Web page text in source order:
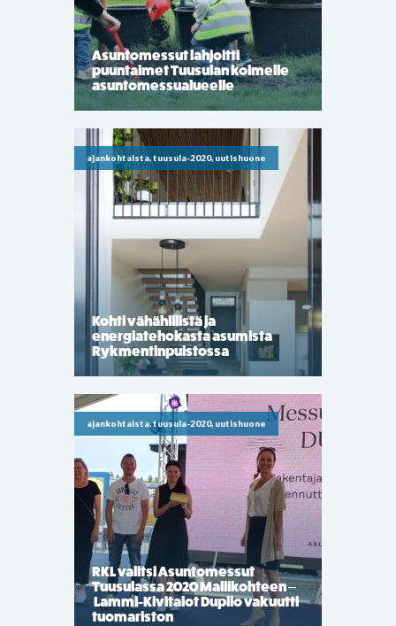
Asuntomessut lahjoitti
puuntaimet Tuusulan kolmelle
asuntomessualueelle
ajankohtaista, tuusula-2020, uutishuone
Kohti vähähiilistä ja
energiatehokasta asumista
Rykmentinpuistossa
ajankohtaista, tuusula-2020, uutishuone
RKL valitsi Asuntomessut
Tuusulassa 2020 Mallikohteen –
Lammi-Kivitalot Duplio vakuutti
tuomariston